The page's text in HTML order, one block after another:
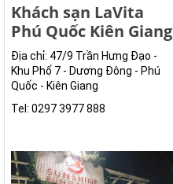
Khách sạn LaVita
Phú Quốc Kiên Giang
Địa chỉ: 47/9 Trần Hưng Đạo -
Khu Phố 7 - Dương Đông - Phú
Quốc - Kiên Giang
Tel: 0297 3977 888